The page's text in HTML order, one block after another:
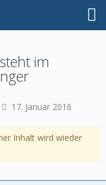
im
17. Januar 2016
Inhalt wird wieder